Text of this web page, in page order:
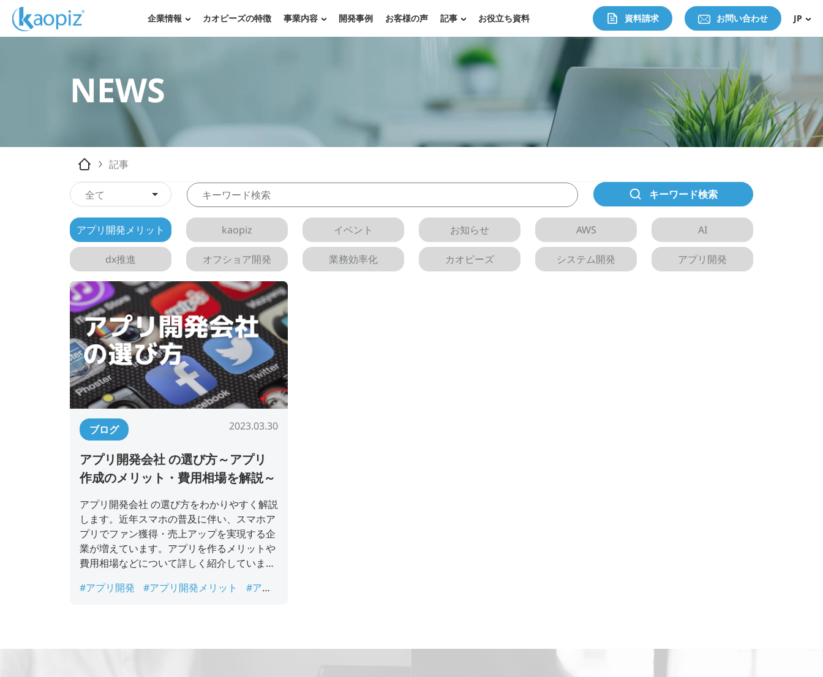
企業情報 カオピーズの特徴 事業内容 開発事例 お客様の声 記事 お役立ち資料 JP
資料請求 お問い合わせ
NEWS
記事
全て キーワード検索
アプリ開発メリット kaopiz イベント お知らせ AWS AI
dx推進 オフショア開発 業務効率化 カオピーズ システム開発 アプリ開発
ブログ 2023.03.30
アプリ開発会社 の選び方～アプリ
作成のメリット・費用相場を解説～
アプリ開発会社 の選び方をわかりやすく解説
します。近年スマホの普及に伴い、スマホア
プリでファン獲得・売上アップを実現する企
業が増えています。アプリを作るメリットや
費用相場などについて詳しく紹介しています
#アプリ開発 #アプリ開発メリット
#アプ